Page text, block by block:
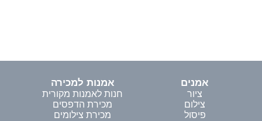
אמנים
ציור
צילום
פיסול
אמנות למכירה
חנות לאמנות מקורית
מכירת הדפסים
מכירת צילומים